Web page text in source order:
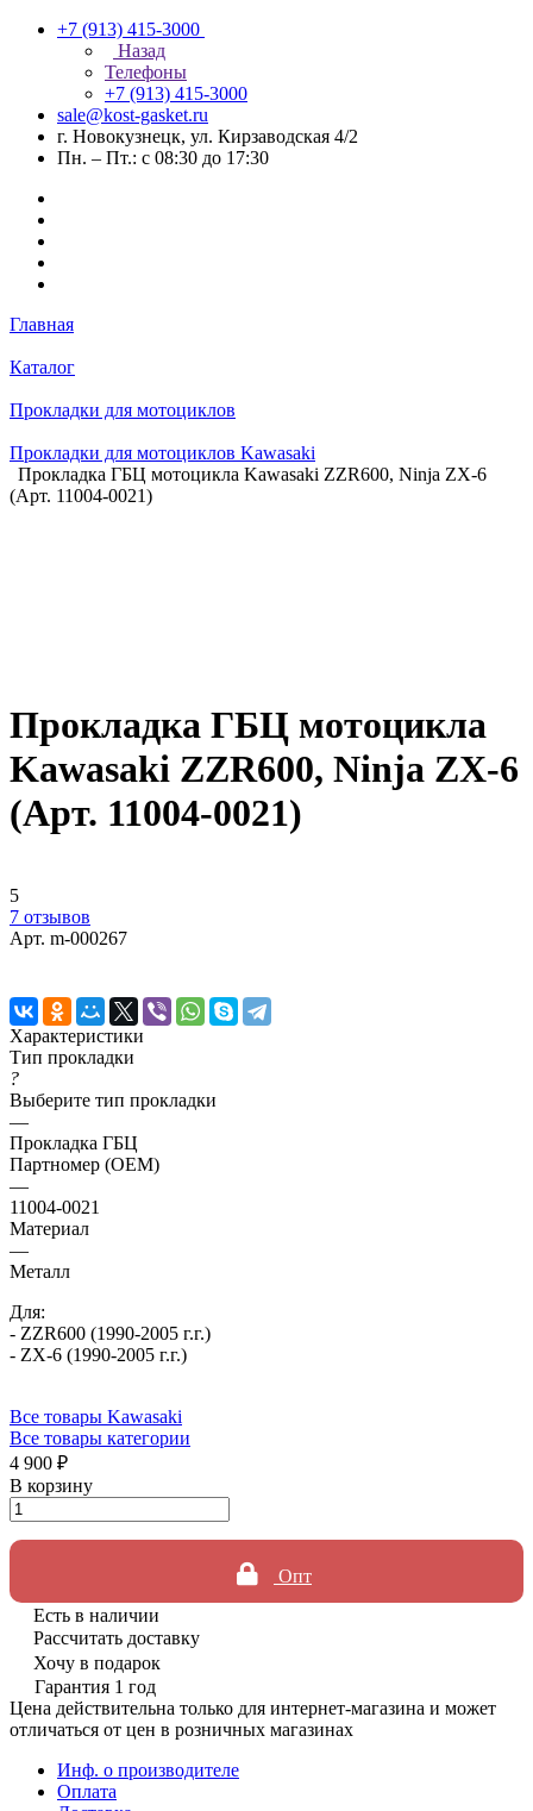
+7 (913) 415-3000
Назад
Телефоны
+7 (913) 415-3000
sale@kost-gasket.ru
г. Новокузнецк, ул. Кирзаводская 4/2
Пн. – Пт.: с 08:30 до 17:30
Главная
Каталог
Прокладки для мотоциклов
Прокладки для мотоциклов Kawasaki
Прокладка ГБЦ мотоцикла Kawasaki ZZR600, Ninja ZX-6
(Арт. 11004-0021)
Прокладка ГБЦ мотоцикла
Kawasaki ZZR600, Ninja ZX-6
(Арт. 11004-0021)
5
7 отзывов
Арт. m-000267
Характеристики
Тип прокладки
?
Выберите тип прокладки
—
Прокладка ГБЦ
Партномер (OEM)
—
11004-0021
Материал
—
Металл
Для:
- ZZR600 (1990-2005 г.г.)
- ZX-6 (1990-2005 г.г.)
Все товары Kawasaki
Все товары категории
4 900 ₽
В корзину
Опт
Есть в наличии
Рассчитать доставку
Хочу в подарок
Гарантия 1 год
Цена действительна только для интернет-магазина и может
отличаться от цен в розничных магазинах
Инф. о производителе
Оплата